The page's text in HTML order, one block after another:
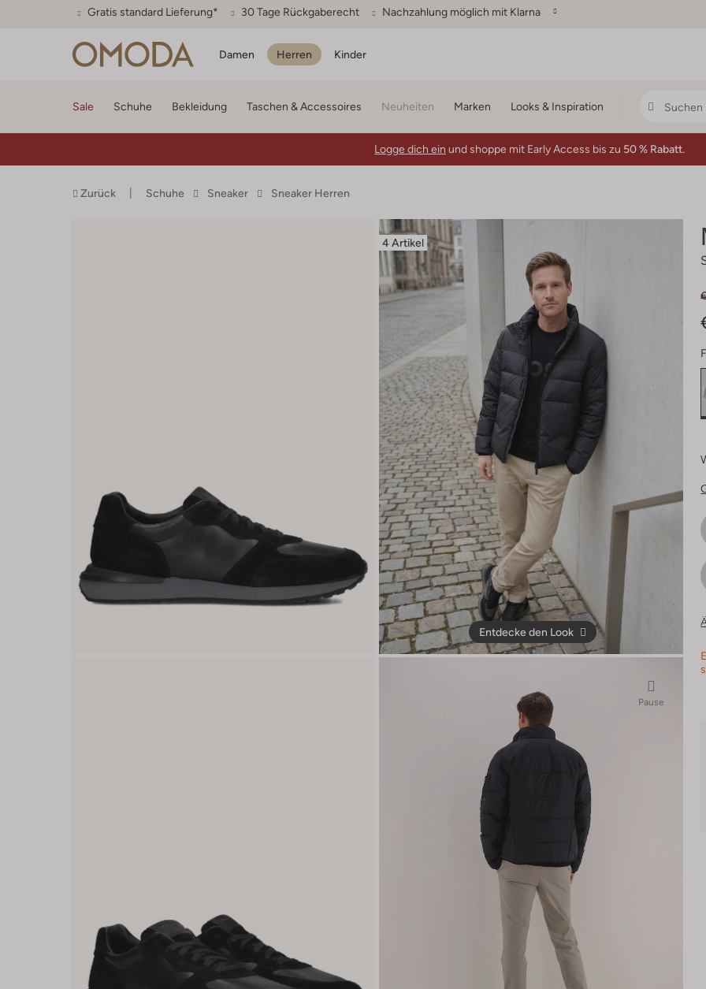
Gratis standard Lieferung* 30 Tage Rückgaberecht Nachzahlung möglich mit Klarna
Damen Herren Kinder
Sale Schuhe Bekleidung Taschen & Accessoires Neuheiten Marken Looks & Inspiration
Logge dich ein und shoppe mit Early Access bis zu 50 % Rabatt.
Zurück Schuhe Sneaker Sneaker Herren
4 Artikel
Entdecke den Look
Pause